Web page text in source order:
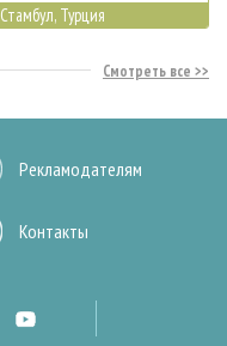
Стамбул, Турция
Смотреть все
Рекламодателям
Контакты